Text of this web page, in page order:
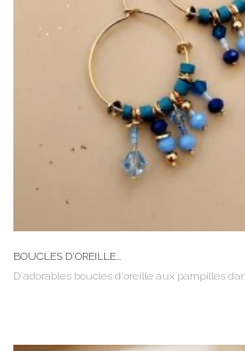
BOUCLES D'OREILLE...
D'adorables boucles d'oreille aux pampilles